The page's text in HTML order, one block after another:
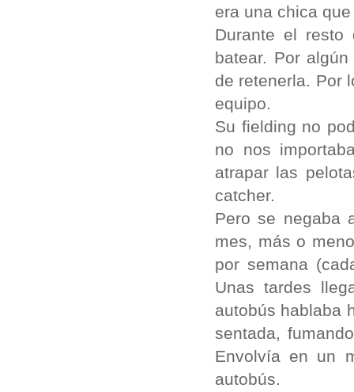
era una chica
Durante el
batear. Por
de retenerla. Por
equipo.
Su fielding no
no nos
atrapar las
catcher.
Pero se negaba
mes, más o
por semana
Unas tardes
autobús hablaba
sentada,
Envolvía en un
autobús.